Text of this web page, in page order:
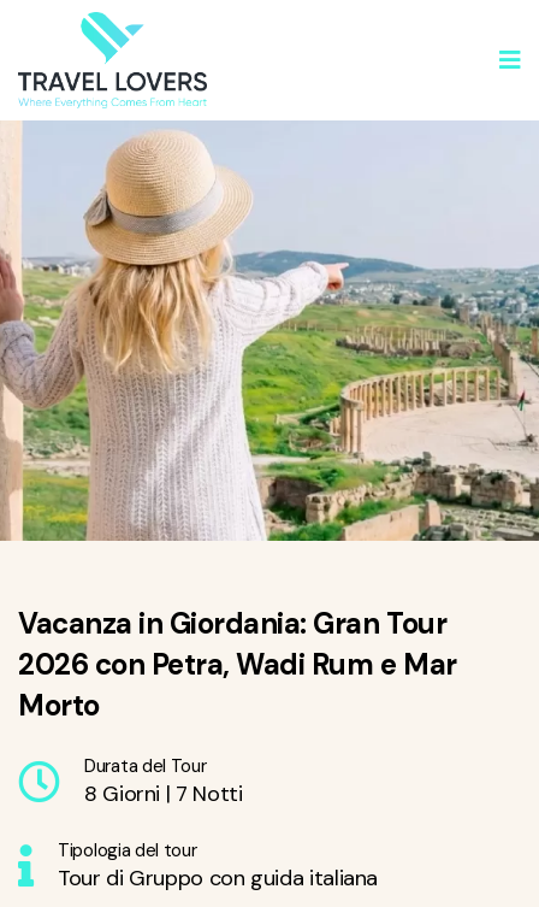
Vacanza in Giordania: Gran Tour
2026 con Petra, Wadi Rum e Mar
Morto
Durata del Tour
8 Giorni | 7 Notti
Tipologia del tour
Tour di Gruppo con guida italiana